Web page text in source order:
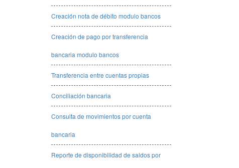
Creación nota de débito modulo bancos
Creación de pago por transferencia
bancaria modulo bancos
Transferencia entre cuentas propias
Conciliación bancaria
Consulta de movimientos por cuenta
bancaria
Reporte de disponibilidad de saldos por